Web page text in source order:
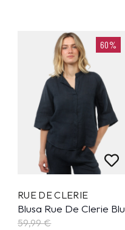
60%
RUE DE CLERIE
Blusa Rue De Clerie Blu
59,99€